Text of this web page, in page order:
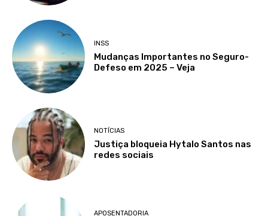
INSS
Mudanças Importantes no Seguro-
Defeso em 2025 – Veja
NOTÍCIAS
Justiça bloqueia Hytalo Santos nas
redes sociais
APOSENTADORIA